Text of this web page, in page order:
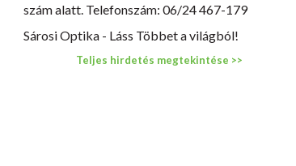
szám alatt. Telefonszám: 06/24 467-179
Sárosi Optika - Láss Többet a világból!
Teljes hirdetés megtekintése >>